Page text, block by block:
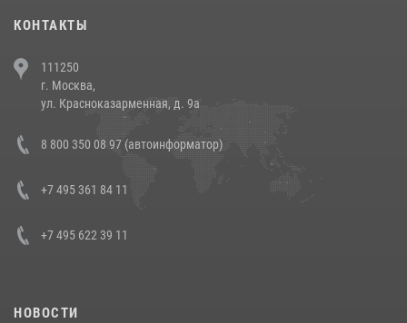
напавших на бригаду скорой помощи (видео)
14 июля 2026, 12:20
В Росгвардии прошла военно-научная конференция по обобщению
боевого опыта
КОНТАКТЫ
111250
г. Москва,
ул. Красноказарменная, д. 9а
8 800 350 08 97 (автоинформатор)
+7 495 361 84 11
+7 495 622 39 11
НОВОСТИ